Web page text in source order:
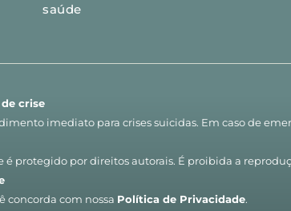
saúde
crise
imediato para crises suicidas. Em caso de
é protegido por direitos autorais. É proibida a
concorda com nossa Política de Privacidade.